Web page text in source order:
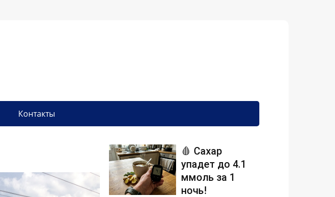
Контакты
🩸 Сахар
упадет до 4.1
ммоль за 1
ночь!